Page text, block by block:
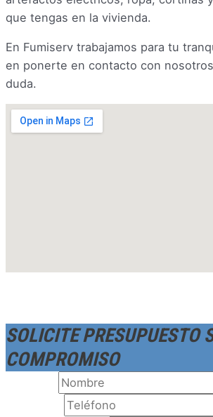
que tengas en la vivienda.
En Fumiserv trabajamos para tu
en ponerte en contacto con
duda.
SOLICITE PRESUPUESTO
COMPROMISO